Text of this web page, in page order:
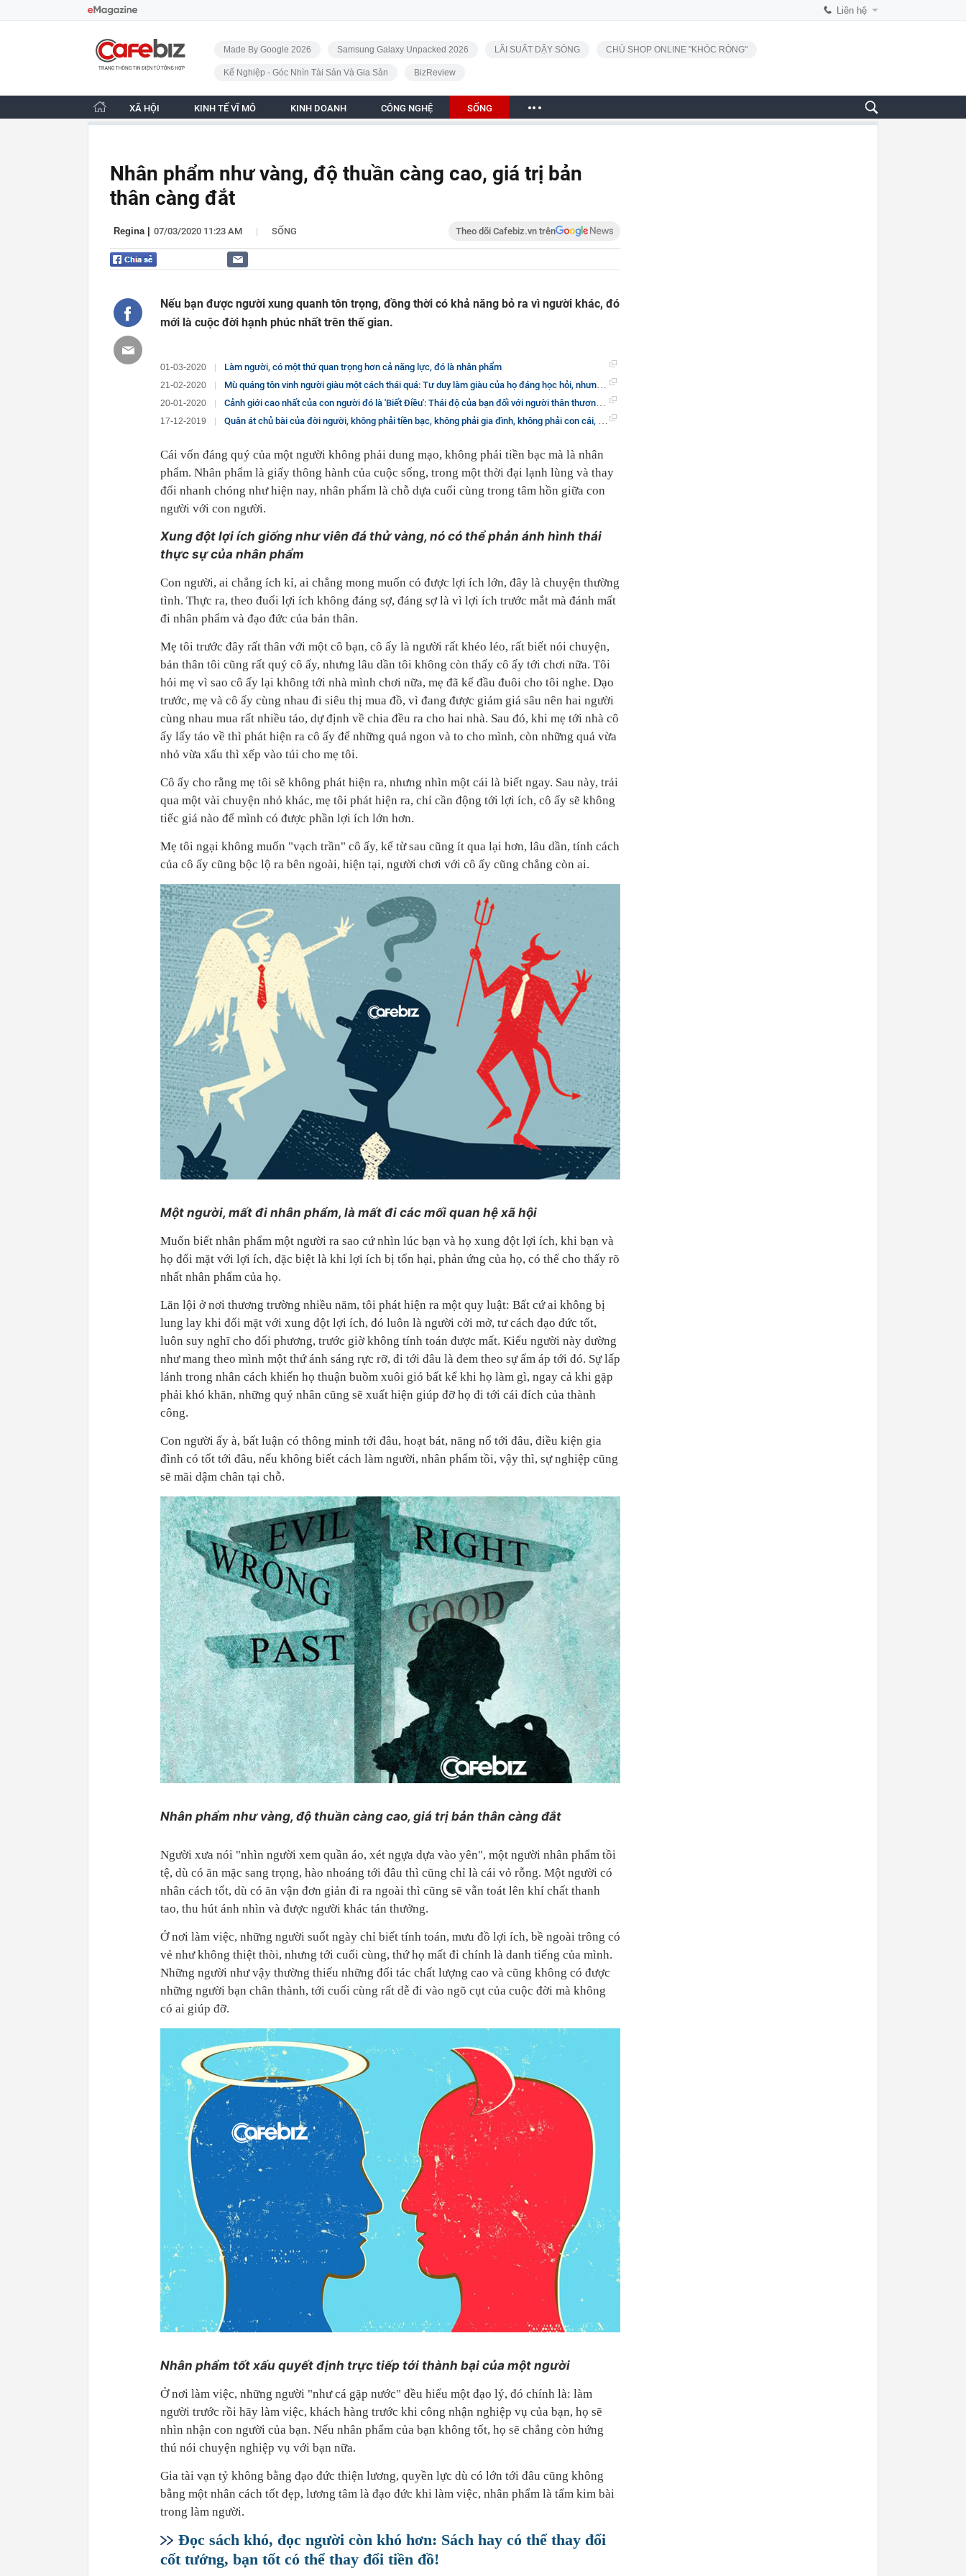
Liên hệ
CafeBiz - Trang chủ
Made By Google 2026 Samsung Galaxy Unpacked 2026 LÃI SUẤT DẬY SÓNG CHỦ SHOP ONLINE "KHÓC RÒNG"
Kế Nghiệp - Góc Nhìn Tài Sản Và Gia Sản BizReview
XÃ HỘI KINH TẾ VĨ MÔ KINH DOANH CÔNG NGHỆ SỐNG
Nhân phẩm như vàng, độ thuần càng cao, giá trị bản
thân càng đắt
Regina| 07/03/2020 11:23 AM | SỐNG Theo dõi Cafebiz.vn trên
Nếu bạn được người xung quanh tôn trọng, đồng thời có khả năng bỏ ra vì người khác, đó
mới là cuộc đời hạnh phúc nhất trên thế gian.
01-03-2020 Làm người, có một thứ quan trọng hơn cả năng lực, đó là nhân phẩm
21-02-2020 Mù quáng tôn vinh người giàu một cách thái quá: Tư duy làm giàu của họ đáng học hỏi, nhưng nhân phẩm mới là thứ đáng tiền nhất!
20-01-2020 Cảnh giới cao nhất của con người đó là 'Biết Điều': Thái độ của bạn đối với người thân thương nhất sẽ thể hiện đạo đức và nhân phẩm của bạn
17-12-2019 Quân át chủ bài của đời người, không phải tiền bạc, không phải gia đình, không phải con cái, mà là nhân phẩm!
Cái vốn đáng quý của một người không phải dung mạo, không phải tiền bạc mà là nhân
phẩm. Nhân phẩm là giấy thông hành của cuộc sống, trong một thời đại lạnh lùng và thay
đổi nhanh chóng như hiện nay, nhân phẩm là chỗ dựa cuối cùng trong tâm hồn giữa con
người với con người.
Xung đột lợi ích giống như viên đá thử vàng, nó có thể phản ánh hình thái
thực sự của nhân phẩm
Con người, ai chẳng ích kỉ, ai chẳng mong muốn có được lợi ích lớn, đây là chuyện thường
tình. Thực ra, theo đuổi lợi ích không đáng sợ, đáng sợ là vì lợi ích trước mắt mà đánh mất
đi nhân phẩm và đạo đức của bản thân.
Mẹ tôi trước đây rất thân với một cô bạn, cô ấy là người rất khéo léo, rất biết nói chuyện,
bản thân tôi cũng rất quý cô ấy, nhưng lâu dần tôi không còn thấy cô ấy tới chơi nữa. Tôi
hỏi mẹ vì sao cô ấy lại không tới nhà mình chơi nữa, mẹ đã kể đầu đuôi cho tôi nghe. Dạo
trước, mẹ và cô ấy cùng nhau đi siêu thị mua đồ, vì đang được giảm giá sâu nên hai người
cùng nhau mua rất nhiều táo, dự định về chia đều ra cho hai nhà. Sau đó, khi mẹ tới nhà cô
ấy lấy táo về thì phát hiện ra cô ấy để những quả ngon và to cho mình, còn những quả vừa
nhỏ vừa xấu thì xếp vào túi cho mẹ tôi.
Cô ấy cho rằng mẹ tôi sẽ không phát hiện ra, nhưng nhìn một cái là biết ngay. Sau này, trải
qua một vài chuyện nhỏ khác, mẹ tôi phát hiện ra, chỉ cần động tới lợi ích, cô ấy sẽ không
tiếc giá nào để mình có được phần lợi ích lớn hơn.
Mẹ tôi ngại không muốn "vạch trần" cô ấy, kể từ sau cũng ít qua lại hơn, lâu dần, tính cách
của cô ấy cũng bộc lộ ra bên ngoài, hiện tại, người chơi với cô ấy cũng chẳng còn ai.
Một người, mất đi nhân phẩm, là mất đi các mối quan hệ xã hội
Muốn biết nhân phẩm một người ra sao cứ nhìn lúc bạn và họ xung đột lợi ích, khi bạn và
họ đối mặt với lợi ích, đặc biệt là khi lợi ích bị tổn hại, phản ứng của họ, có thể cho thấy rõ
nhất nhân phẩm của họ.
Lăn lội ở nơi thương trường nhiều năm, tôi phát hiện ra một quy luật: Bất cứ ai không bị
lung lay khi đối mặt với xung đột lợi ích, đó luôn là người cởi mở, tư cách đạo đức tốt,
luôn suy nghĩ cho đối phương, trước giờ không tính toán được mất. Kiểu người này dường
như mang theo mình một thứ ánh sáng rực rỡ, đi tới đâu là đem theo sự ấm áp tới đó. Sự lấp
lánh trong nhân cách khiến họ thuận buồm xuôi gió bất kể khi họ làm gì, ngay cả khi gặp
phải khó khăn, những quý nhân cũng sẽ xuất hiện giúp đỡ họ đi tới cái đích của thành
công.
Con người ấy à, bất luận có thông minh tới đâu, hoạt bát, năng nổ tới đâu, điều kiện gia
đình có tốt tới đâu, nếu không biết cách làm người, nhân phẩm tồi, vậy thì, sự nghiệp cũng
sẽ mãi dậm chân tại chỗ.
Nhân phẩm như vàng, độ thuần càng cao, giá trị bản thân càng đắt
Người xưa nói "nhìn người xem quần áo, xét ngựa dựa vào yên", một người nhân phẩm tồi
tệ, dù có ăn mặc sang trọng, hào nhoáng tới đâu thì cũng chỉ là cái vỏ rỗng. Một người có
nhân cách tốt, dù có ăn vận đơn giản đi ra ngoài thì cũng sẽ vẫn toát lên khí chất thanh
tao, thu hút ánh nhìn và được người khác tán thưởng.
Ở nơi làm việc, những người suốt ngày chỉ biết tính toán, mưu đồ lợi ích, bề ngoài trông có
vẻ như không thiệt thòi, nhưng tới cuối cùng, thứ họ mất đi chính là danh tiếng của mình.
Những người như vậy thường thiếu những đối tác chất lượng cao và cũng không có được
những người bạn chân thành, tới cuối cùng rất dễ đi vào ngõ cụt của cuộc đời mà không
có ai giúp đỡ.
Nhân phẩm tốt xấu quyết định trực tiếp tới thành bại của một người
Ở nơi làm việc, những người "như cá gặp nước" đều hiểu một đạo lý, đó chính là: làm
người trước rồi hãy làm việc, khách hàng trước khi công nhận nghiệp vụ của bạn, họ sẽ
nhìn nhận con người của bạn. Nếu nhân phẩm của bạn không tốt, họ sẽ chẳng còn hứng
thú nói chuyện nghiệp vụ với bạn nữa.
Gia tài vạn tỷ không bằng đạo đức thiện lương, quyền lực dù có lớn tới đâu cũng không
bằng một nhân cách tốt đẹp, lương tâm là đạo đức khi làm việc, nhân phẩm là tấm kim bài
trong làm người.
Đọc sách khó, đọc người còn khó hơn: Sách hay có thể thay đổi
cốt tướng, bạn tốt có thể thay đổi tiền đồ!